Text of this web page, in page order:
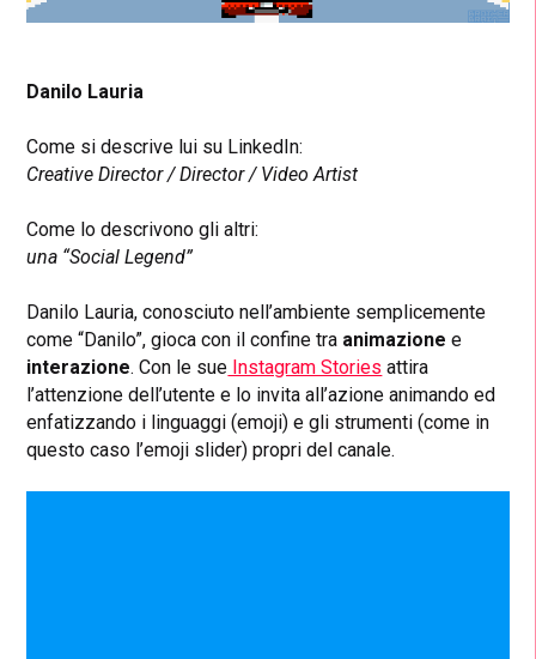
Danilo Lauria
Come si descrive lui su LinkedIn:
Creative Director / Director / Video Artist
Come lo descrivono gli altri:
una “Social Legend”
Danilo Lauria, conosciuto nell’ambiente semplicemente
come “Danilo”, gioca con il confine tra animazione e
interazione. Con le sue Instagram Stories attira
l’attenzione dell’utente e lo invita all’azione animando ed
enfatizzando i linguaggi (emoji) e gli strumenti (come in
questo caso l’emoji slider) propri del canale.